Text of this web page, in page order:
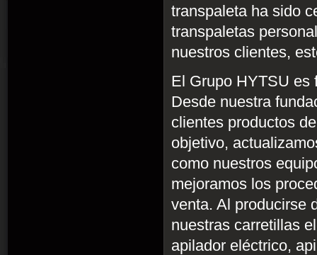
transpaleta ha sido
transpaletas
nuestros clientes,
El Grupo HYTSU es
Desde nuestra
clientes productos
objetivo,
como nuestros
mejoramos los
venta. Al producirse
nuestras carretillas
apilador eléctrico,